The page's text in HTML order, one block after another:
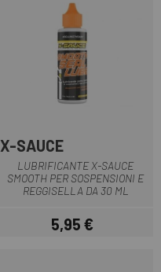
X-SAUCE
LUBRIFICANTE X-SAUCE
SMOOTH PER SOSPENSIONI E
REGGISELLA DA 30 ML
Prezzo
5,95 €